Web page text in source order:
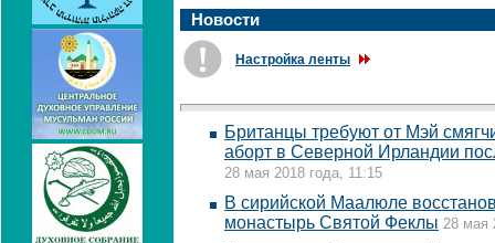
Новости
Настройка ленты
Британцы требуют от Мэй
аборт в Северной Ирландии
28 мая 2018 года, 11:15
В сирийской Маалюле
монастырь Святой Феклы 28 мая